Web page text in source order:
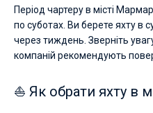
Період чартеру в місті
по суботах. Ви берете яхту в
через тиждень. Зверніть
компаній рекомендують
⛵ Як обрати яхту в